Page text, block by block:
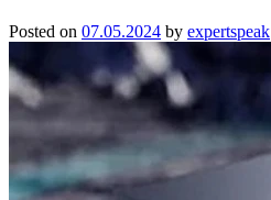
Posted on 07.05.2024 by expertspeak